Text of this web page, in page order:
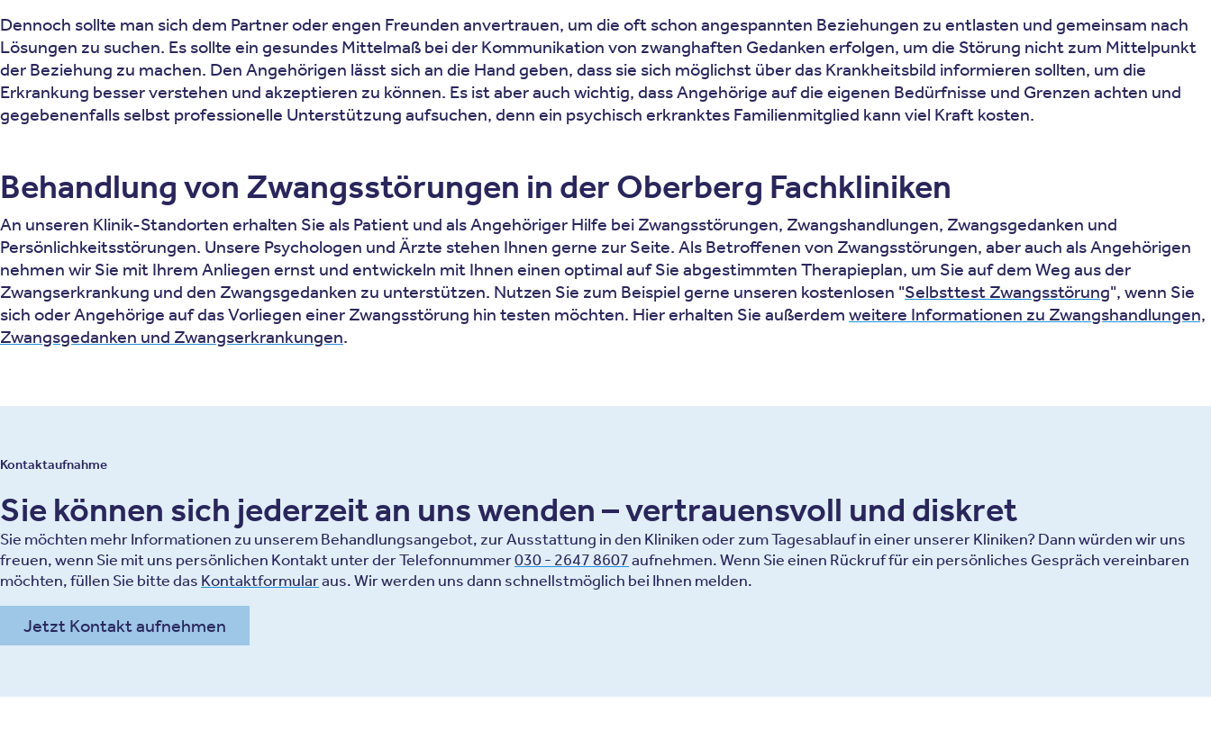
Dennoch sollte man sich dem Partner oder engen Freunden anvertrauen, um die oft schon angespannten Beziehungen zu entlasten und gemeinsam nach
Lösungen zu suchen. Es sollte ein gesundes Mittelmaß bei der Kommunikation von zwanghaften Gedanken erfolgen, um die Störung nicht zum Mittelpunkt
der Beziehung zu machen. Den Angehörigen lässt sich an die Hand geben, dass sie sich möglichst über das Krankheitsbild informieren sollten, um die
Erkrankung besser verstehen und akzeptieren zu können. Es ist aber auch wichtig, dass Angehörige auf die eigenen Bedürfnisse und Grenzen achten und
gegebenenfalls selbst professionelle Unterstützung aufsuchen, denn ein psychisch erkranktes Familienmitglied kann viel Kraft kosten.
Behandlung von Zwangsstörungen in der Oberberg Fachkliniken
An unseren Klinik-Standorten erhalten Sie als Patient und als Angehöriger Hilfe bei Zwangsstörungen, Zwangshandlungen, Zwangsgedanken und
Persönlichkeitsstörungen. Unsere Psychologen und Ärzte stehen Ihnen gerne zur Seite. Als Betroffenen von Zwangsstörungen, aber auch als Angehörigen
nehmen wir Sie mit Ihrem Anliegen ernst und entwickeln mit Ihnen einen optimal auf Sie abgestimmten Therapieplan, um Sie auf dem Weg aus der
Zwangserkrankung und den Zwangsgedanken zu unterstützen. Nutzen Sie zum Beispiel gerne unseren kostenlosen "Selbsttest Zwangsstörung", wenn Sie
sich oder Angehörige auf das Vorliegen einer Zwangsstörung hin testen möchten. Hier erhalten Sie außerdem weitere Informationen zu Zwangshandlungen,
Zwangsgedanken und Zwangserkrankungen.
Kontaktaufnahme
Sie können sich jederzeit an uns wenden – vertrauensvoll und diskret
Sie möchten mehr Informationen zu unserem Behandlungsangebot, zur Ausstattung in den Kliniken oder zum Tagesablauf in einer unserer Kliniken? Dann würden wir uns
freuen, wenn Sie mit uns persönlichen Kontakt unter der Telefonnummer030 - 2647 8607aufnehmen. Wenn Sie einen Rückruf für ein persönliches Gespräch vereinbaren
möchten, füllen Sie bitte das Kontaktformularaus. Wir werden uns dann schnellstmöglich bei Ihnen melden.
Jetzt Kontakt aufnehmen